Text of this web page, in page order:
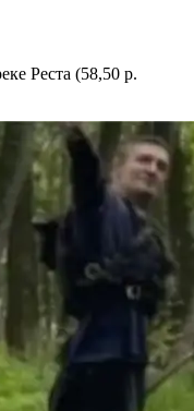
Реста (58,50 р.